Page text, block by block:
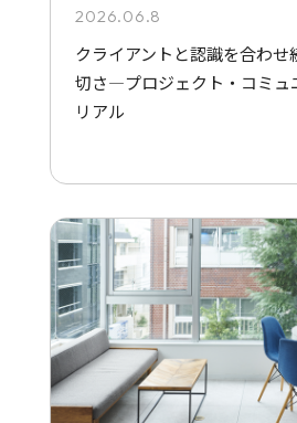
2026.06.8
クライアントと認識を合わせ
切さ—プロジェクト・コミュ
リアル